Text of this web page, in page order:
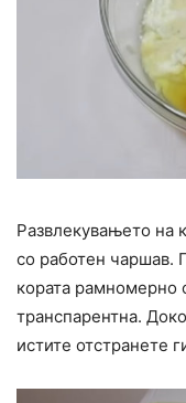
Развлекувањето на
со работен чаршав.
кората рамномерно
транспарентна.
истите отстранете